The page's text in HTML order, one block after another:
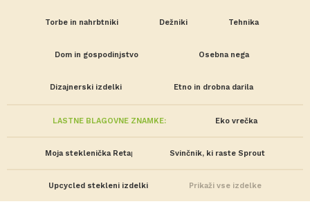
Torbe in nahrbtniki Dežniki Tehnika
Dom in gospodinjstvo Osebna nega
Dizajnerski izdelki Etno in drobna darila
LASTNE BLAGOVNE ZNAMKE: Eko vrečka
Moja steklenička Retap Svinčnik, ki raste Sprout
Upcycled stekleni izdelki Prikaži vse izdelke